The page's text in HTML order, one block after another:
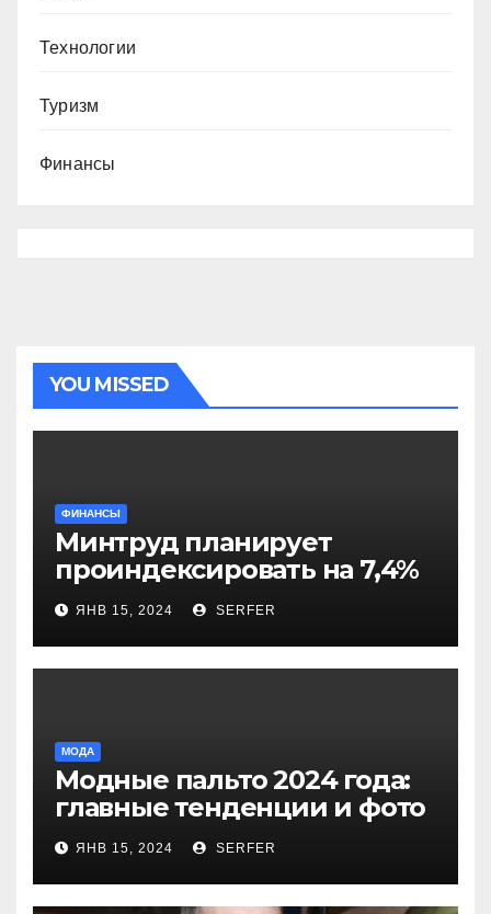
Технологии
Туризм
Финансы
YOU MISSED
ФИНАНСЫ
Минтруд планирует
проиндексировать на 7,4%
более 40 выплат и
компенсаций
ЯНВ 15, 2024 SERFER
МОДА
Модные пальто 2024 года:
главные тенденции и фото
новинок
ЯНВ 15, 2024 SERFER